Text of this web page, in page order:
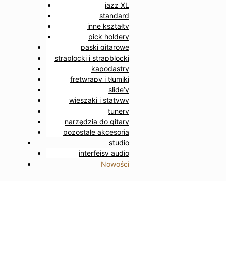
jazz XL
standard
inne kształty
pick holdery
paski gitarowe
straplocki i strapblocki
kapodastry
fretwrapy i tłumiki
slide’y
wieszaki i statywy
tunery
narzędzia do gitary
pozostałe akcesoria
studio
interfejsy audio
Nowości